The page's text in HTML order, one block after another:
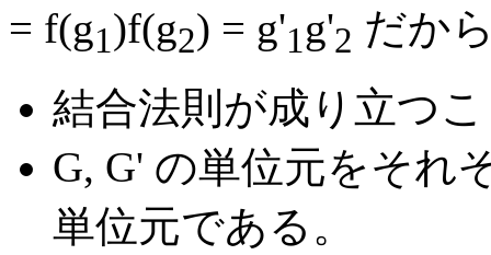
= f(g1)f(g2) = g'1g'2 だか
結合法則が成り立つ
G, G' の単位元をそれ
単位元である。